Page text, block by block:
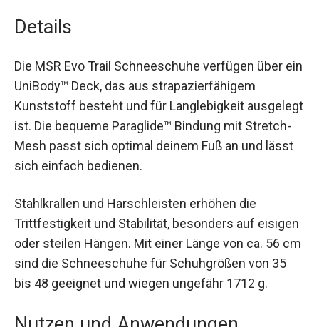
Details
ein UniBody™ Deck, das aus strapazierfähigem
Kunststoff besteht und für Langlebigkeit
ausgelegt ist. Die bequeme Paraglide™ Bindung
mit Stretch-Mesh passt sich optimal deinem Fuß
an und lässt sich einfach bedienen.
Trittfestigkeit und Stabilität, besonders auf
eisigen oder steilen Hängen. Mit einer Länge von
ca. 56 cm sind die Schneeschuhe für
Schuhgrößen von 35 bis 48 geeignet und wiegen
ungefähr 1712 g.